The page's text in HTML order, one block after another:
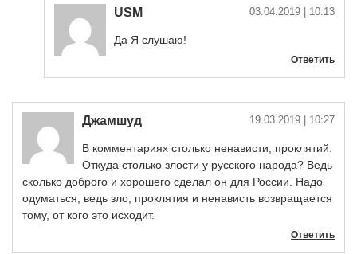
USM 03.04.2019 | 10:13
Да Я слушаю!
Ответить
Джамшуд 19.03.2019 | 10:27
В комментариях столько ненависти, проклятий.
Откуда столько злости у русского народа? Ведь
сколько доброго и хорошего сделал он для России. Надо
одуматься, ведь зло, проклятия и ненависть возвращается
тому, от кого это исходит.
Ответить